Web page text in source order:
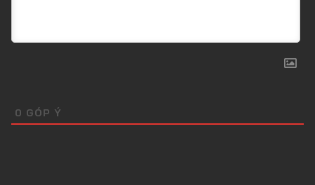
0 GÓP Ý